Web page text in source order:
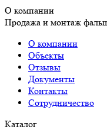
О компании
Продажа и монтаж
О компании
Объекты
Отзывы
Документы
Контакты
Сотрудничество
Каталог